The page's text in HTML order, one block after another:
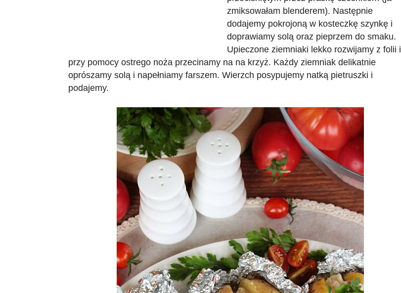
zmiksowałam blenderem). Następnie
dodajemy pokrojoną w kosteczkę szynkę i
doprawiamy solą oraz pieprzem do smaku.
Upieczone ziemniaki lekko rozwijamy z folii i
przy pomocy ostrego noża przecinamy na na krzyż. Każdy ziemniak delikatnie
oprószamy solą i napełniamy farszem. Wierzch posypujemy natką pietruszki i
podajemy.